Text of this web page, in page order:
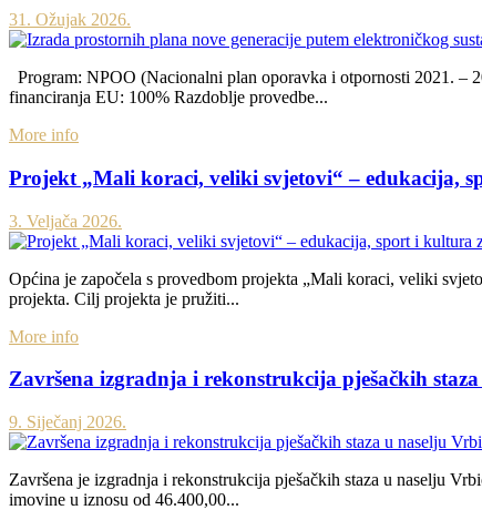
31. Ožujak 2026.
Program: NPOO (Nacionalni plan oporavka i otpornosti 2021. –
financiranja EU: 100% Razdoblje provedbe...
More info
Projekt „Mali koraci, veliki svjetovi“ – edukacija,
3. Veljača 2026.
Općina je započela s provedbom projekta „Mali koraci, veliki
projekta. Cilj projekta je pružiti...
More info
Završena izgradnja i rekonstrukcija pješačkih
9. Siječanj 2026.
Završena je izgradnja i rekonstrukcija pješačkih staza u naselju
imovine u iznosu od 46.400,00...